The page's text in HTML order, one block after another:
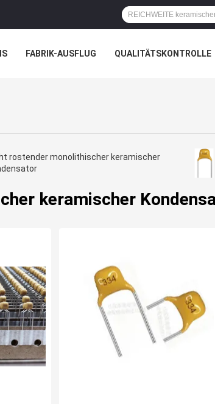
FABRIK-AUSFLUG QUALITÄTSKONTROLLE
rostender monolithischer keramischer
keramischer